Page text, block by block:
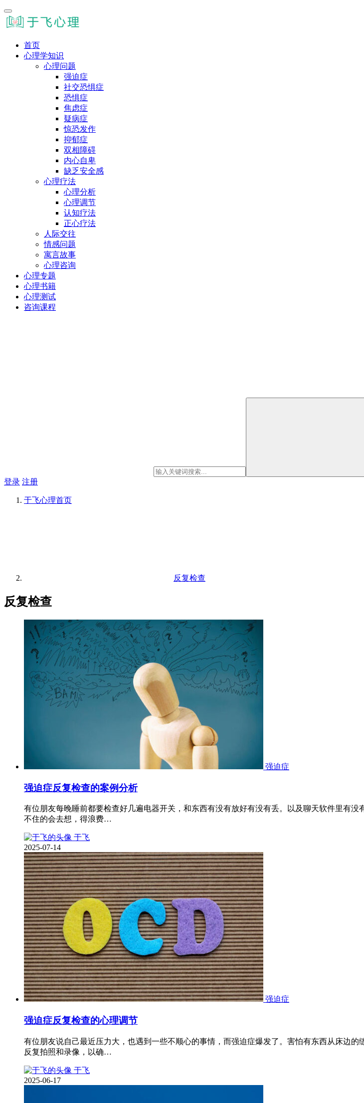
首页
心理学知识
心理问题
强迫症
社交恐惧症
恐惧症
焦虑症
疑病症
惊恐发作
抑郁症
双相障碍
内心自卑
缺乏安全感
心理疗法
心理分析
心理调节
认知疗法
正心疗法
人际交往
情感问题
寓言故事
心理咨询
心理专题
心理书籍
心理测试
咨询课程
登录 注册
于飞心理首页
反复检查
反复检查
强迫症
强迫症反复检查的案例分析
有位朋友每晚睡前都要检查好几遍电器开关，和东西有没有放好有没有丢。以及聊天软件里有
不住的会去想，得浪费…
于飞
2025-07-14
强迫症
强迫症反复检查的心理调节
有位朋友说自己最近压力大，也遇到一些不顺心的事情，而强迫症爆发了。害怕有东西从床边
反复拍照和录像，以确…
于飞
2025-06-17